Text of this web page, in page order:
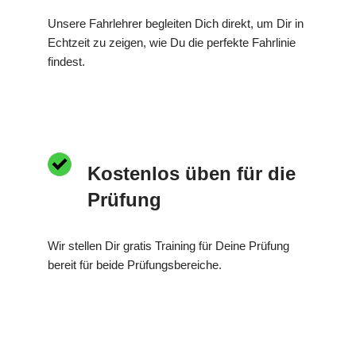
Unsere Fahrlehrer begleiten Dich direkt, um Dir in
Echtzeit zu zeigen, wie Du die perfekte Fahrlinie
findest.
Kostenlos üben für die
Prüfung
Wir stellen Dir gratis Training für Deine Prüfung
bereit für beide Prüfungsbereiche.